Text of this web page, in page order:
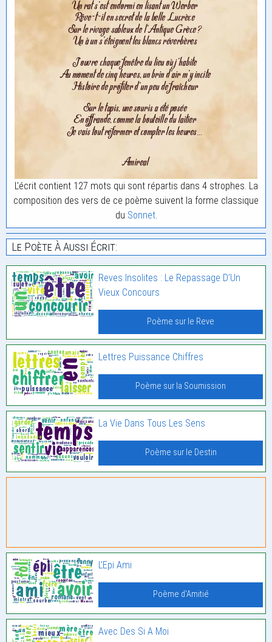
L'écrit contient 127 mots qui sont répartis dans 4 strophes. La
composition des vers de ce poème suivent la forme classique
du Sonnet.
Le Poète À Aussi Écrit:
Reves Insolites : Le Repassage D’Un
Vieux Concours
Poème sur le Reve
Lettres Puissance Chiffres
Poème sur la Soumission
La Vie Dans Tous Les Sens
Poème sur le Destin
L’Epi Ami
Poème d'Amitié
Avec Des Si A Moi